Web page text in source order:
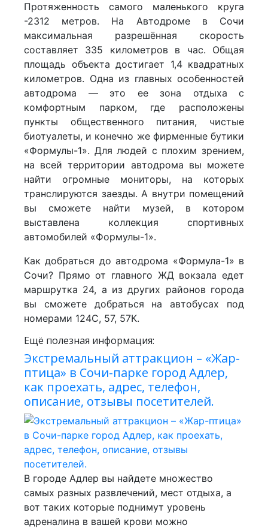
Протяженность самого маленького круга
-2312 метров. На Автодроме в Сочи
максимальная разрешённая скорость
составляет 335 километров в час. Общая
площадь объекта достигает 1,4 квадратных
километров. Одна из главных особенностей
автодрома — это ее зона отдыха с
комфортным парком, где расположены
пункты общественного питания, чистые
биотуалеты, и конечно же фирменные бутики
«Формулы-1». Для людей с плохим зрением,
на всей территории автодрома вы можете
найти огромные мониторы, на которых
транслируются заезды. А внутри помещений
вы сможете найти музей, в котором
выставлена коллекция спортивных
автомобилей «Формулы-1».
Как добраться до автодрома «Формула-1» в
Сочи? Прямо от главного ЖД вокзала едет
маршрутка 24, а из других районов города
вы сможете добраться на автобусах под
номерами 124С, 57, 57К.
Ещё полезная информация:
Экстремальный аттракцион – «Жар-
птица» в Сочи-парке город Адлер,
как проехать, адрес, телефон,
описание, отзывы посетителей.
В городе Адлер вы найдете множество
самых разных развлечений, мест отдыха, а
вот таких которые поднимут уровень
адреналина в вашей крови можно